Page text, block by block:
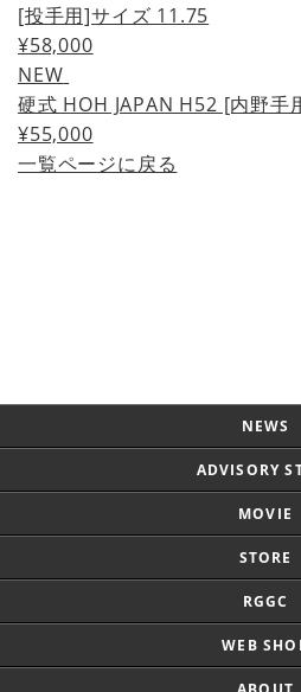
[投手用]サイズ 11.75
¥58,000
NEW
硬式 HOH JAPAN H52 [内野手
¥55,000
一覧ページに戻る
NEWS
ADVISORY
MOVIE
STORE
RGGC
WEB